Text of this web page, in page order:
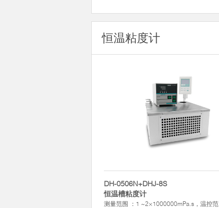
恒温粘度计
DH-0506N+DHJ-8S
恒温槽粘度计
测量范围 ：1 ~2×1000000mPa.s，温控范